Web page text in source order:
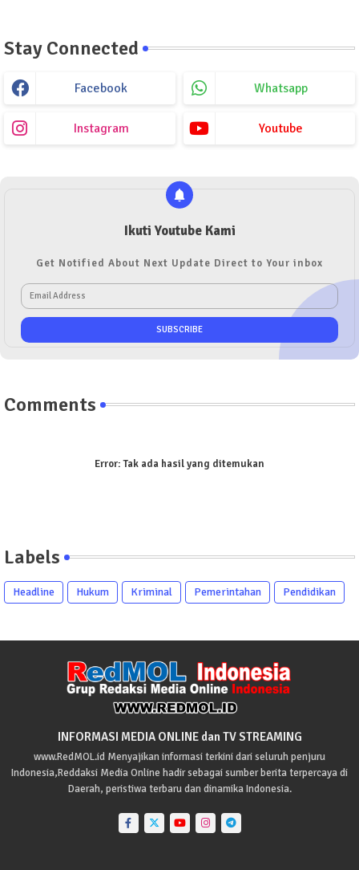
Stay Connected
Facebook Whatsapp
Instagram Youtube
Ikuti Youtube Kami
Get Notified About Next Update Direct to Your inbox
Comments
Error:Tak ada hasil yang ditemukan
Labels
Headline Hukum Kriminal Pemerintahan Pendidikan
INFORMASI MEDIA ONLINE dan TV STREAMING
www.RedMOL.id Menyajikan informasi terkini dari seluruh penjuru
Indonesia,Reddaksi Media Online hadir sebagai sumber berita terpercaya di
Daerah, peristiwa terbaru dan dinamika Indonesia.